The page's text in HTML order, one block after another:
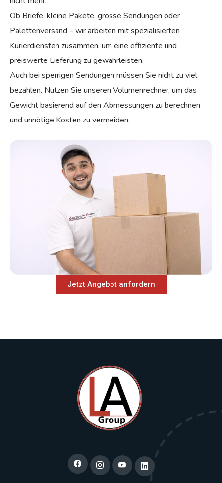
Ob Briefe, kleine Pakete, grosse Sendungen oder
Palettenversand – wir arbeiten mit spezialisierten
Kurierdiensten zusammen, um eine effiziente und
preiswerte Lieferung zu gewährleisten.
Auch bei sperrigen Sendungen müssen Sie nicht zu viel
bezahlen. Nutzen Sie unseren Volumenrechner, um das
Gewicht basierend auf den Abmessungen zu berechnen
und unnötige Kosten zu vermeiden.
Jetzt Angebot anfordern